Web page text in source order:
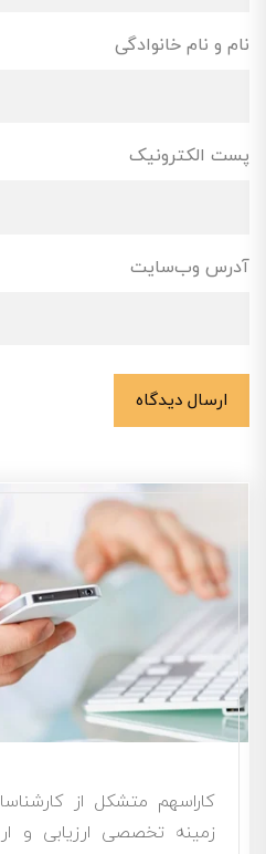
نام و نام خانوادگی
پست الکترونیک
آدرس وب‌سایت
ارسال دیدگاه
کاراسهم متشکل از
زمینه تخصصی ارزیابی و